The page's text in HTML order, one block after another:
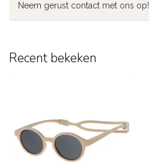
Neem gerust contact met ons op!
Recent bekeken